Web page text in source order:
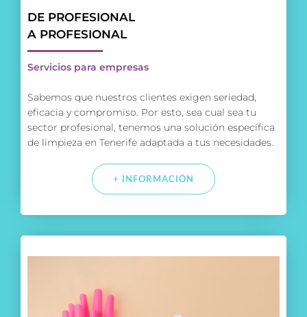
DE PROFESIONAL
A PROFESIONAL
Servicios para empresas
Sabemos que nuestros clientes exigen seriedad,
eficacia y compromiso. Por esto, sea cual sea tu
sector profesional, tenemos una solución específica
de limpieza en Tenerife adaptada a tus necesidades.
+ INFORMACIÓN